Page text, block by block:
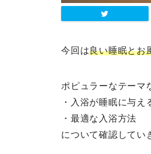
今回は良い睡眠とお
ポピュラーなテーマ
・入浴が睡眠に与え
・最適な入浴方法
について確認してい